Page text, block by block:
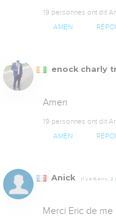
19 personnes ont dit
AMEN
enock charly
Amen
19 personnes ont dit
AMEN
Anick Il y a 8 ans, 2
Merci Eric de